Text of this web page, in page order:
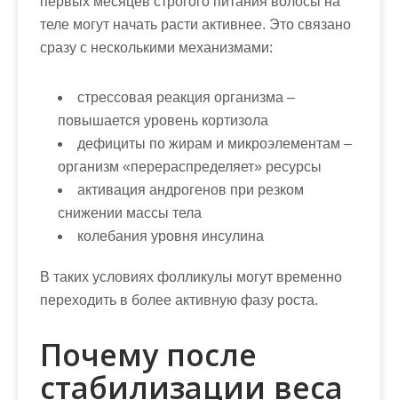
теле могут начать расти активнее. Это связано
сразу с несколькими механизмами:
стрессовая реакция организма –
повышается уровень кортизола
дефициты по жирам и микроэлементам –
организм «перераспределяет» ресурсы
активация андрогенов при резком
снижении массы тела
колебания уровня инсулина
В таких условиях фолликулы могут временно
переходить в более активную фазу роста.
Почему после
стабилизации веса